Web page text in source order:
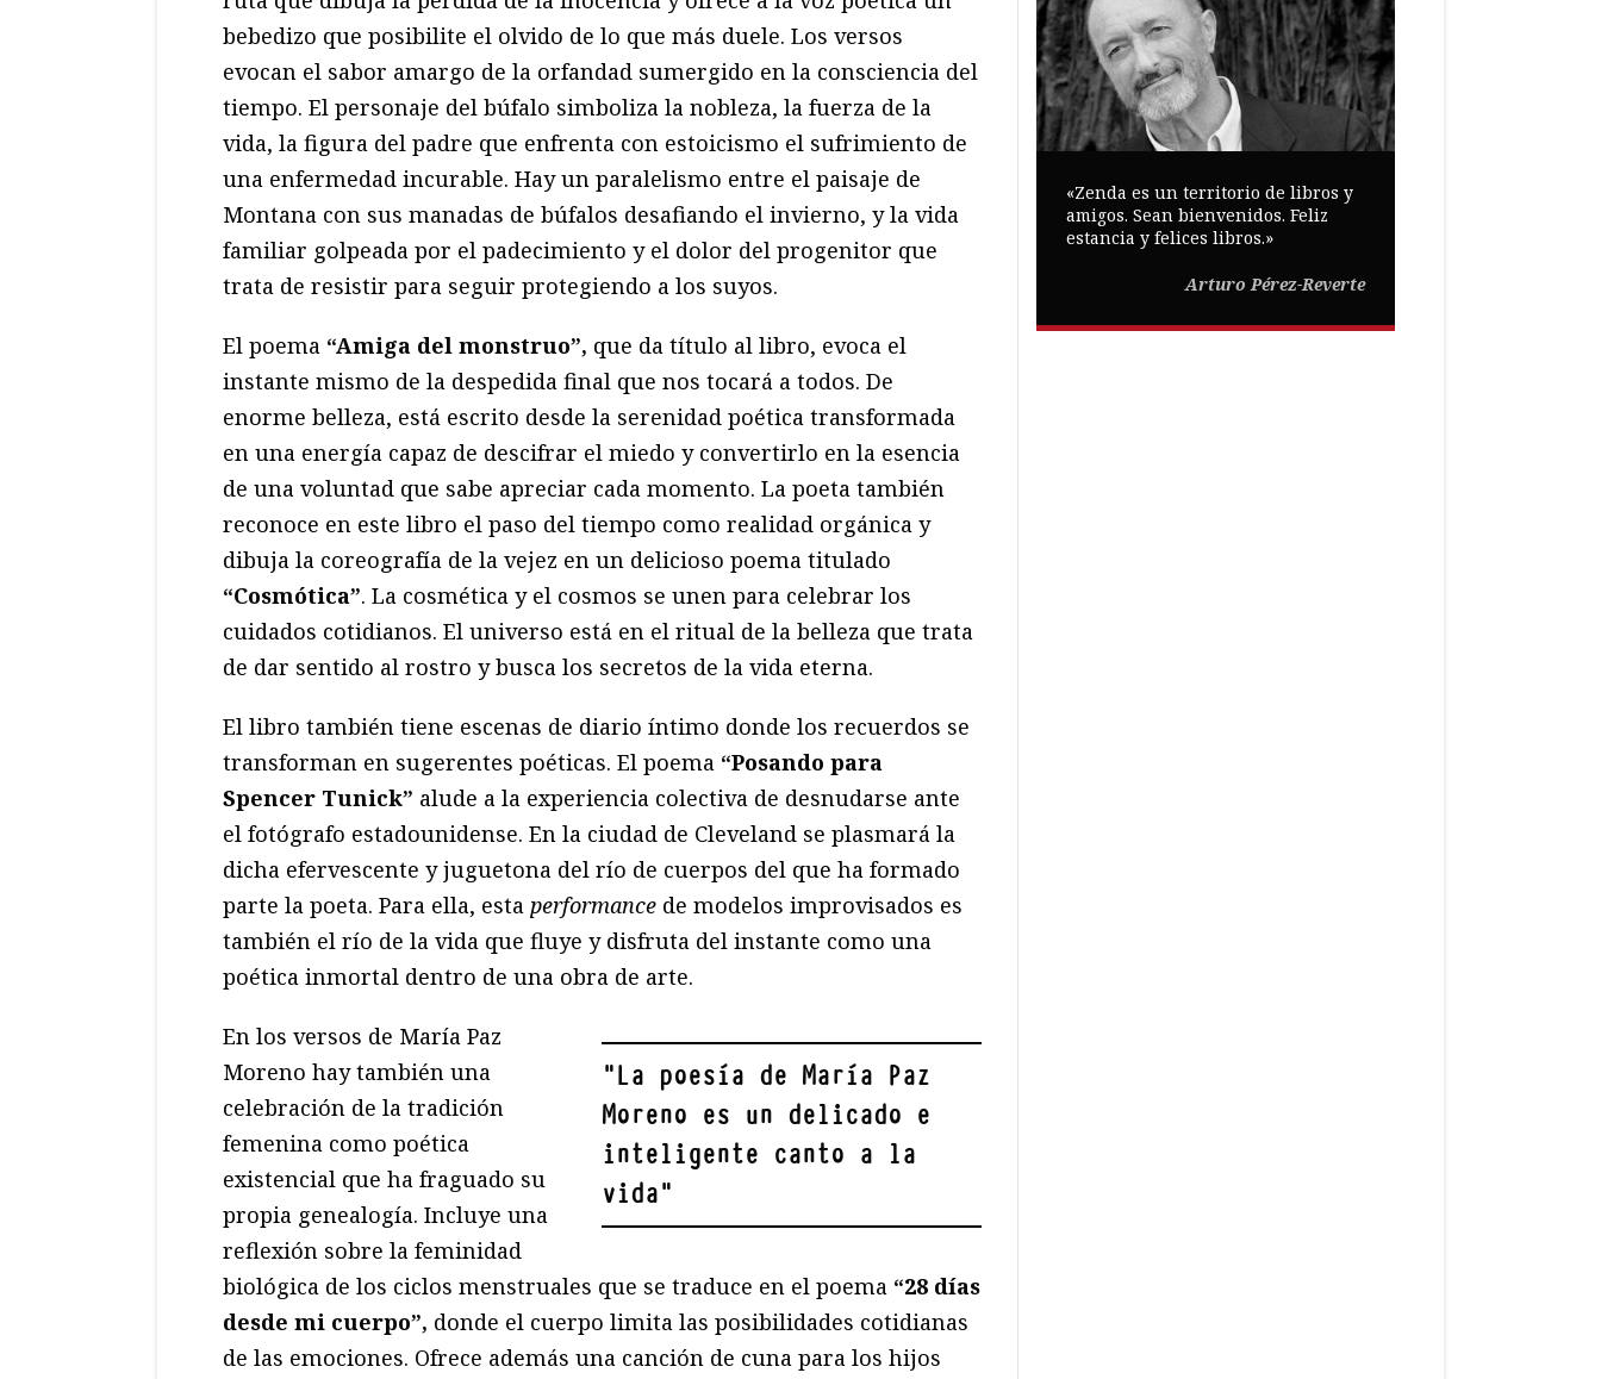
bebedizo que posibilite el olvido de lo que más duele. Los versos
evocan el sabor amargo de la orfandad sumergido en la consciencia del
tiempo. El personaje del búfalo simboliza la nobleza, la fuerza de la
vida, la figura del padre que enfrenta con estoicismo el sufrimiento de
una enfermedad incurable. Hay un paralelismo entre el paisaje de
Montana con sus manadas de búfalos desafiando el invierno, y la vida
familiar golpeada por el padecimiento y el dolor del progenitor que
trata de resistir para seguir protegiendo a los suyos.
El poema “Amiga del monstruo”, que da título al libro, evoca el
instante mismo de la despedida final que nos tocará a todos. De
enorme belleza, está escrito desde la serenidad poética transformada
en una energía capaz de descifrar el miedo y convertirlo en la esencia
de una voluntad que sabe apreciar cada momento. La poeta también
reconoce en este libro el paso del tiempo como realidad orgánica y
dibuja la coreografía de la vejez en un delicioso poema titulado
“Cosmótica”. La cosmética y el cosmos se unen para celebrar los
cuidados cotidianos. El universo está en el ritual de la belleza que trata
de dar sentido al rostro y busca los secretos de la vida eterna.
El libro también tiene escenas de diario íntimo donde los recuerdos se
transforman en sugerentes poéticas. El poema “Posando para
Spencer Tunick” alude a la experiencia colectiva de desnudarse ante
el fotógrafo estadounidense. En la ciudad de Cleveland se plasmará la
dicha efervescente y juguetona del río de cuerpos del que ha formado
parte la poeta. Para ella, esta performance de modelos improvisados es
también el río de la vida que fluye y disfruta del instante como una
poética inmortal dentro de una obra de arte.
"La poesía de María Paz
Moreno es un delicado e
inteligente canto a la
vida"
En los versos de María Paz
Moreno hay también una
celebración de la tradición
femenina como poética
existencial que ha fraguado su
propia genealogía. Incluye una
reflexión sobre la feminidad
biológica de los ciclos menstruales que se traduce en el poema “28 días
desde mi cuerpo”, donde el cuerpo limita las posibilidades cotidianas
de las emociones. Ofrece además una canción de cuna para los hijos
«Zenda es un territorio de libros y
amigos. Sean bienvenidos. Feliz
estancia y felices libros.»
Arturo Pérez-Reverte